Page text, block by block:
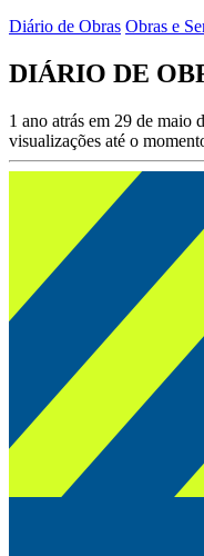
Diário de Obras Obras e
DIÁRIO DE
1 ano atrás em 29 de maio
visualizações até o